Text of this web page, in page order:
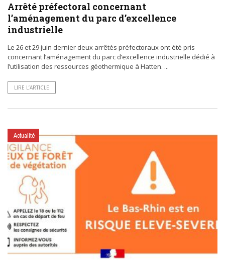
Arrêté préfectoral concernant
l’aménagement du parc d’excellence
industrielle
Le 26 et 29 juin dernier deux arrêtés préfectoraux ont été pris
concernant l’aménagement du parc d’excellence industrielle dédié à
l’utilisation des ressources géothermique à Hatten. ...
LIRE L’ARTICLE
Actualité